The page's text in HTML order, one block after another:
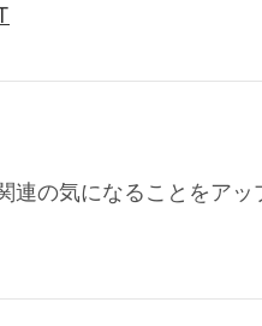
連の気になることをア